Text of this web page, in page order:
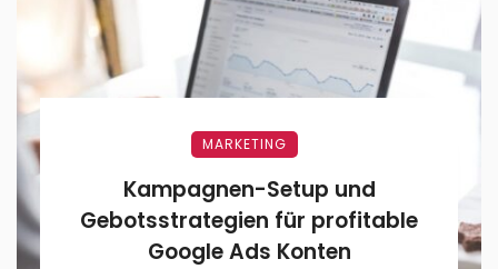
MARKETING
Kampagnen-Setup und
Gebotsstrategien für profitable
Google Ads Konten